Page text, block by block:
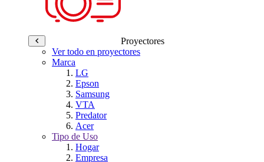
Proyectores
Ver todo en proyectores
Marca
LG
Epson
Samsung
VTA
Predator
Acer
Tipo de Uso
Hogar
Empresa